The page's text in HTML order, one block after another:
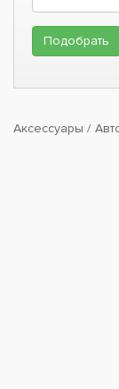
Аксессуары